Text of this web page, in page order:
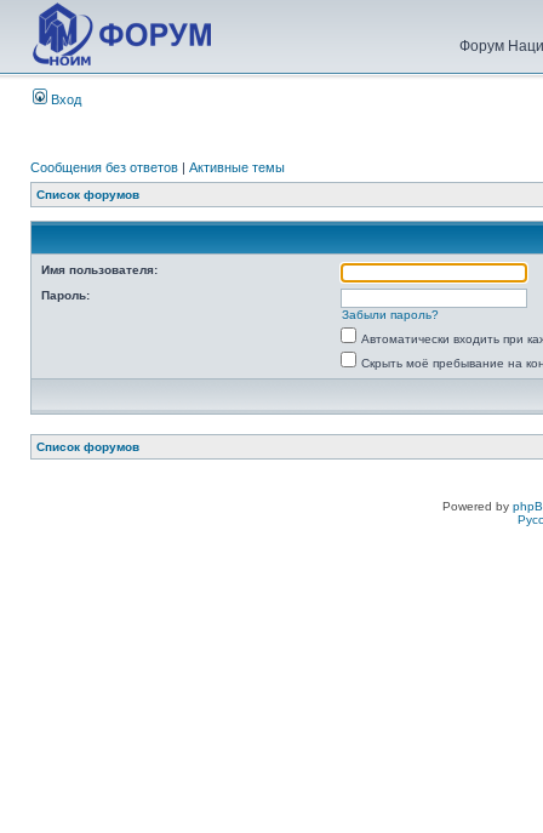
Форум
Вход
Сообщения без ответов | Активные темы
Список форумов
Имя пользователя:
Пароль:
Забыли пароль?
Автоматически входить при
Скрыть моё пребывание на
Список форумов
Powered by